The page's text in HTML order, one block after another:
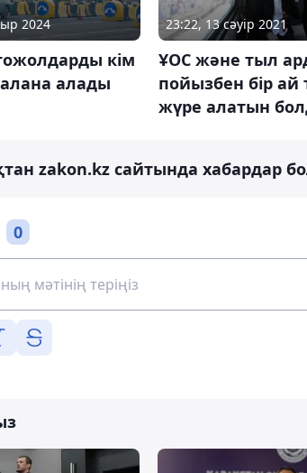
2024
кім
алады
23:22, 13 сәуір 2021
ҰОС және тыл
пойызбен бір ай
жүре алатын
zakon.kz сайтында хабардар
0